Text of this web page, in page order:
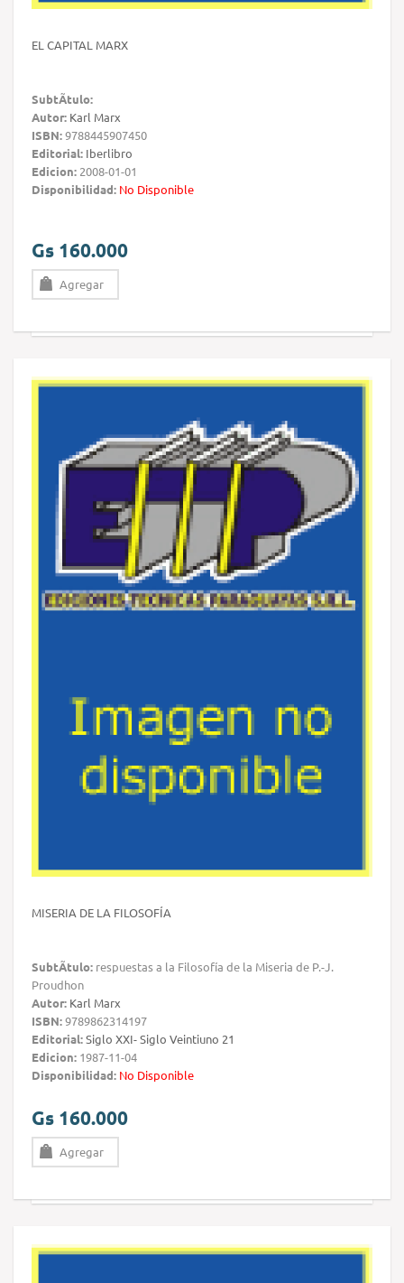
EL CAPITAL MARX
SubtÃ­tulo:
Autor: Karl Marx
ISBN:9788445907450
Editorial: Iberlibro
Edicion: 2008-01-01
Disponibilidad: No Disponible
Gs 160.000
Agregar
MISERIA DE LA FILOSOFÍA
SubtÃ­tulo: respuestas a la Filosofía de la Miseria de P.-J.
Proudhon
Autor: Karl Marx
ISBN:9789862314197
Editorial:Siglo XXI- Siglo Veintiuno 21
Edicion: 1987-11-04
Disponibilidad: No Disponible
Gs 160.000
Agregar